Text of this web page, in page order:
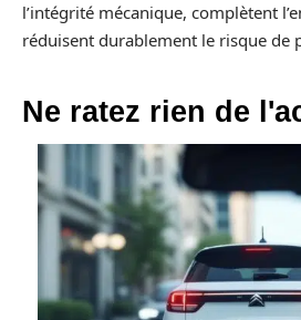
l’intégrité mécanique, complètent
réduisent durablement le risque de
Ne ratez rien de